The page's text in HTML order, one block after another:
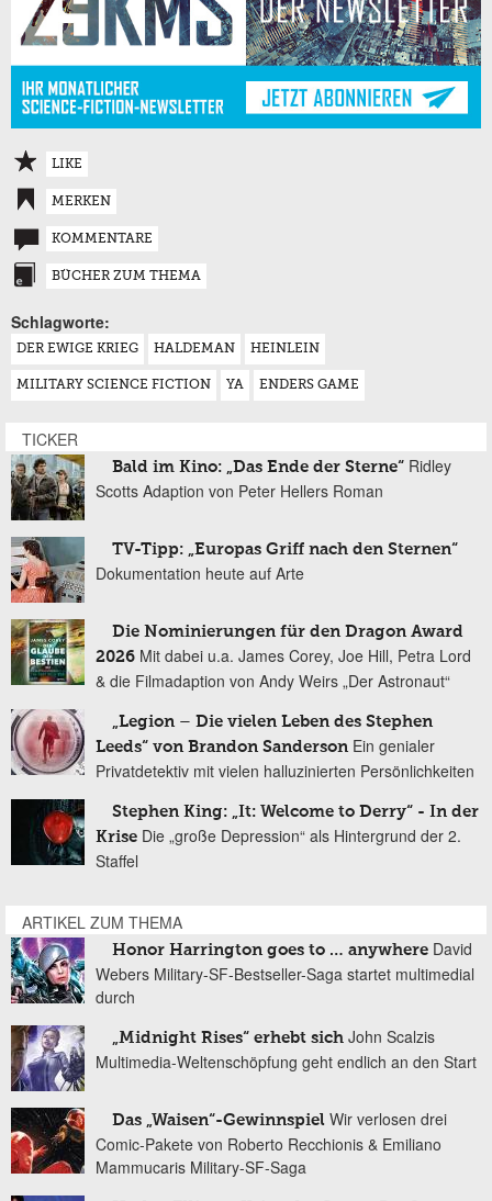
LIKE
MERKEN
KOMMENTARE
BÜCHER ZUM THEMA
Schlagworte:
DER EWIGE KRIEG HALDEMAN HEINLEIN
MILITARY SCIENCE FICTION YA ENDERS GAME
TICKER
Bald im Kino: „Das Ende der Sterne“ Ridley
Scotts Adaption von Peter Hellers Roman
TV-Tipp: „Europas Griff nach den Sternen“
Dokumentation heute auf Arte
Die Nominierungen für den Dragon Award
2026 Mit dabei u.a. James Corey, Joe Hill, Petra Lord
& die Filmadaption von Andy Weirs „Der Astronaut“
„Legion – Die vielen Leben des Stephen
Leeds“ von Brandon Sanderson Ein genialer
Privatdetektiv mit vielen halluzinierten Persönlichkeiten
Stephen King: „It: Welcome to Derry“ - In der
Krise Die „große Depression“ als Hintergrund der 2.
Staffel
ARTIKEL ZUM THEMA
Honor Harrington goes to … anywhere David
Webers Military-SF-Bestseller-Saga startet multimedial
durch
„Midnight Rises“ erhebt sich John Scalzis
Multimedia-Weltenschöpfung geht endlich an den Start
Das „Waisen“-Gewinnspiel Wir verlosen drei
Comic-Pakete von Roberto Recchionis & Emiliano
Mammucaris Military-SF-Saga